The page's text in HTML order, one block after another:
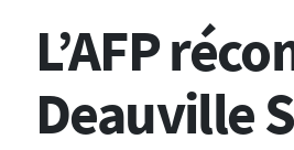
L’AFP
Deauville